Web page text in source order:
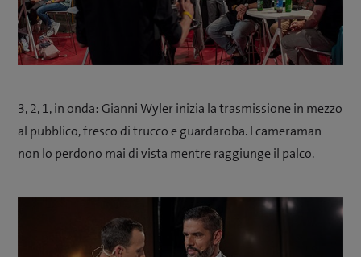
3, 2, 1, in onda: Gianni Wyler inizia la trasmissione in mezzo
al pubblico, fresco di trucco e guardaroba. I cameraman
non lo perdono mai di vista mentre raggiunge il palco.